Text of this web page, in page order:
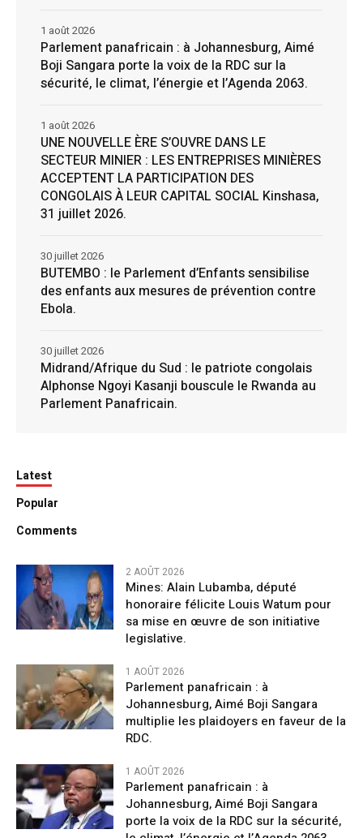
Parlement panafricain : à Johannesburg, Aimé
Boji Sangara porte la voix de la RDC sur la
sécurité, le climat, l’énergie et l’Agenda 2063.
1 août 2026
UNE NOUVELLE ÈRE S’OUVRE DANS LE
SECTEUR MINIER : LES ENTREPRISES MINIÈRES
ACCEPTENT LA PARTICIPATION DES
CONGOLAIS À LEUR CAPITAL SOCIAL Kinshasa,
31 juillet 2026.
1 août 2026
BUTEMBO : le Parlement d’Enfants sensibilise
des enfants aux mesures de prévention contre
Ebola.
30 juillet 2026
Midrand/Afrique du Sud : le patriote congolais
Alphonse Ngoyi Kasanji bouscule le Rwanda au
Parlement Panafricain.
30 juillet 2026
Latest
Popular
Comments
2 AOÛT 2026
Mines: Alain Lubamba, député
honoraire félicite Louis Watum pour
sa mise en œuvre de son initiative
legislative.
1 AOÛT 2026
Parlement panafricain : à
Johannesburg, Aimé Boji Sangara
multiplie les plaidoyers en faveur de la
RDC.
1 AOÛT 2026
Parlement panafricain : à
Johannesburg, Aimé Boji Sangara
porte la voix de la RDC sur la sécurité,